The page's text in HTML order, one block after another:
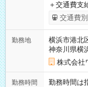
＋交通費支給 ★交通費全額支給！ ┗案件により規定あり
いOK！（
ンビニATMか
交通費
勤務地
横浜市港北
神奈川県横
株式会社
勤務時間
勤務時間は